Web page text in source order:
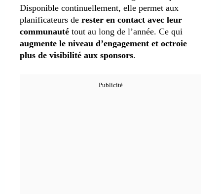
Disponible continuellement, elle permet aux
planificateurs de rester en contact avec leur
communauté tout au long de l’année. Ce qui
augmente le niveau d’engagement et octroie
plus de visibilité aux sponsors.